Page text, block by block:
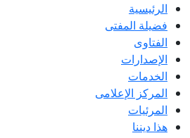
الرئيسية
فضيلة المفتى
الفتاوى
الإصدارات
الخدمات
المركز الإعلامى
المرئيات
هذا ديننا